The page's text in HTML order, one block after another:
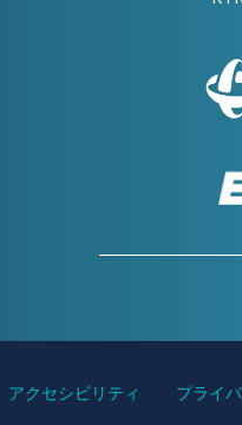
アクセシビリティ プライ